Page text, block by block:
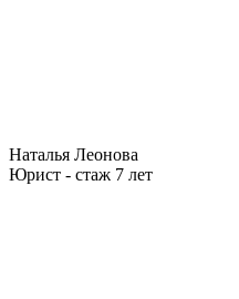
Наталья Леонова
Юрист - стаж 7 лет